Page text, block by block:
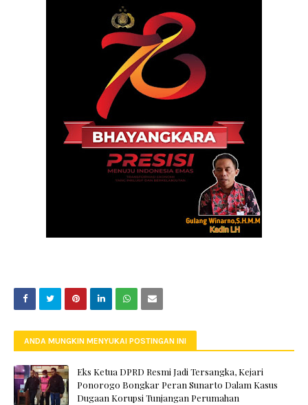
ANDA MUNGKIN MENYUKAI POSTINGAN INI
Eks Ketua DPRD Resmi Jadi Tersangka, Kejari
Ponorogo Bongkar Peran Sunarto Dalam Kasus
Dugaan Korupsi Tunjangan Perumahan